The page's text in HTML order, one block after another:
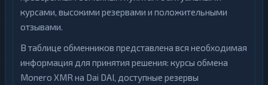
курсами, высокими резервами и положительными
отзывами.
В таблице обменников представлена вся необходимая
информация для принятия решения: курсы обмена
Monero XMR на Dai DAI, доступные резервы